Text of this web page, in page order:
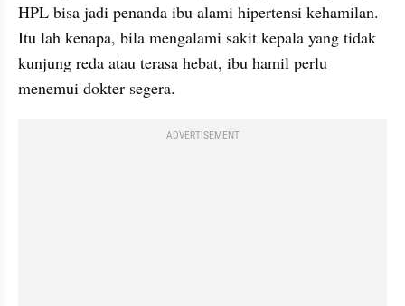
HPL bisa jadi penanda ibu alami hipertensi kehamilan.
Itu lah kenapa, bila mengalami sakit kepala yang tidak
kunjung reda atau terasa hebat, ibu hamil perlu
menemui dokter segera.
ADVERTISEMENT